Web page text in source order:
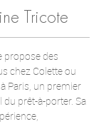
Tricote
propose des
chez Colette ou
Paris, un premier
prêt-à-porter. Sa